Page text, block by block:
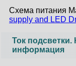
Схема питания
supply and LED
Ток подсветки.
информация